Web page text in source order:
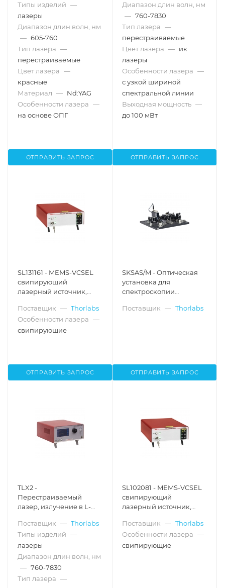
Типы изделий —
лазеры
Диапазон длин волн, нм
— 605-760
Тип лазера —
перестраиваемые
Цвет лазера —
красные
Материал — Nd:YAG
Особенности лазера —
на основе ОПГ
ОТПРАВИТЬ ЗАПРОС
Диапазон длин волн, нм
— 760-7830
Тип лазера —
перестраиваемые
Цвет лазера — ик
лазеры
Особенности лазера —
с узкой шириной
спектральной линии
Выходная мощность —
до 100 мВт
ОТПРАВИТЬ ЗАПРОС
SL131161 - MEMS-VCSEL
свипирующий
лазерный источник,
качания частоты: 100
кГц, балансный
детектор,
Поставщик — Thorlabs
Особенности лазера —
свипирующие
ОТПРАВИТЬ ЗАПРОС
SKSAS/M - Оптическая
установка для
спектроскопии
поглощения,
Поставщик — Thorlabs
ОТПРАВИТЬ ЗАПРОС
TLX2 -
Перестраиваемый
лазер, излучение в L-
нм), Thorlabs
Поставщик — Thorlabs
Типы изделий —
лазеры
Диапазон длин волн, нм
— 760-7830
Тип лазера —
SL102081 - MEMS-VCSEL
свипирующий
лазерный источник,
качания частоты: 200
кГц, интерферометр
Маха-Цендера: 24 мм,
Поставщик — Thorlabs
Особенности лазера —
свипирующие